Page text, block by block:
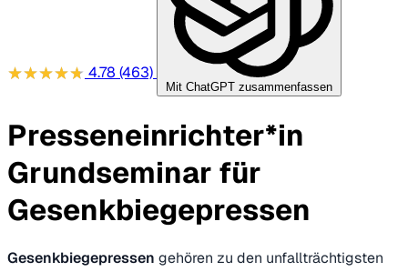
4.78 (463)
Mit ChatGPT zusammenfassen
Presseneinrichter*in
Grundseminar für
Gesenkbiegepressen
Gesenkbiegepressen gehören zu den unfallträchtigsten